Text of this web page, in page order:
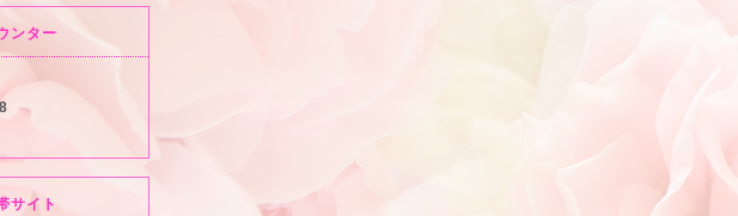
ンター
サイト